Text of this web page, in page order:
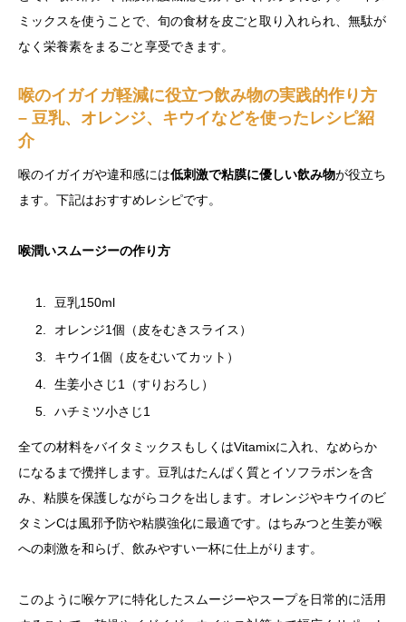
ミックスを使うことで、旬の食材を皮ごと取り入れられ、無駄が
なく栄養素をまるごと享受できます。
喉のイガイガ軽減に役立つ飲み物の実践的作り方
– 豆乳、オレンジ、キウイなどを使ったレシピ紹
介
喉のイガイガや違和感には低刺激で粘膜に優しい飲み物が役立ち
ます。下記はおすすめレシピです。
喉潤いスムージーの作り方
豆乳150ml
オレンジ1個（皮をむきスライス）
キウイ1個（皮をむいてカット）
生姜小さじ1（すりおろし）
ハチミツ小さじ1
全ての材料をバイタミックスもしくはVitamixに入れ、なめらか
になるまで攪拌します。豆乳はたんぱく質とイソフラボンを含
み、粘膜を保護しながらコクを出します。オレンジやキウイのビ
タミンCは風邪予防や粘膜強化に最適です。はちみつと生姜が喉
への刺激を和らげ、飲みやすい一杯に仕上がります。
このように喉ケアに特化したスムージーやスープを日常的に活用